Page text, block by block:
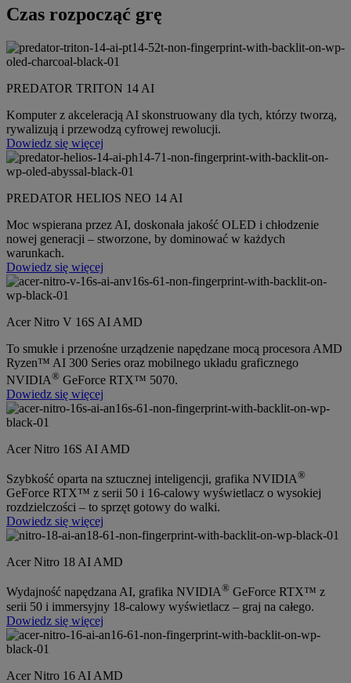
Czas rozpocząć grę
PREDATOR TRITON 14 AI
Komputer z akceleracją AI skonstruowany dla tych, którzy tworzą,
rywalizują i przewodzą cyfrowej rewolucji.
Dowiedz się więcej
PREDATOR HELIOS NEO 14 AI
Moc wspierana przez AI, doskonała jakość OLED i chłodzenie
nowej generacji – stworzone, by dominować w każdych
warunkach.
Dowiedz się więcej
Acer Nitro V 16S AI AMD
To smukłe i przenośne urządzenie napędzane mocą procesora AMD
Ryzen™ AI 300 Series oraz mobilnego układu graficznego
NVIDIA® GeForce RTX™ 5070.
Dowiedz się więcej
Acer Nitro 16S AI AMD
Szybkość oparta na sztucznej inteligencji, grafika NVIDIA®
GeForce RTX™ z serii 50 i 16-calowy wyświetlacz o wysokiej
rozdzielczości – to sprzęt gotowy do walki.
Dowiedz się więcej
Acer Nitro 18 AI AMD
Wydajność napędzana AI, grafika NVIDIA® GeForce RTX™ z
serii 50 i immersyjny 18-calowy wyświetlacz – graj na całego.
Dowiedz się więcej
Acer Nitro 16 AI AMD